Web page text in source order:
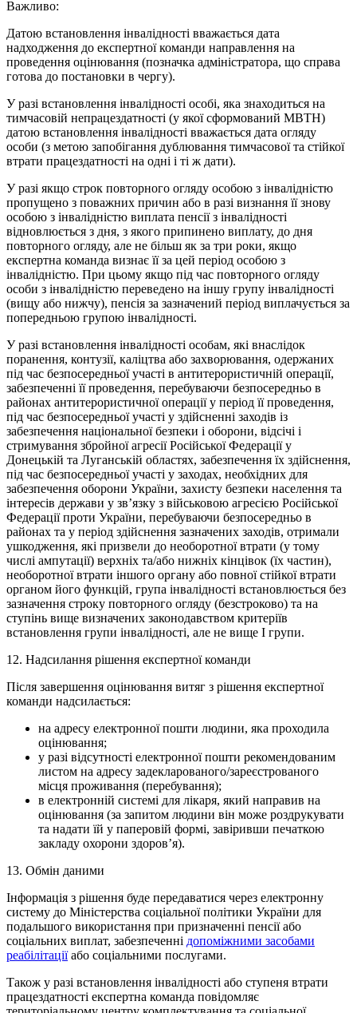
Важливо:
Датою встановлення інвалідності вважається дата
надходження до експертної команди направлення на
проведення оцінювання (позначка адміністратора, що справа
готова до постановки в чергу).
У разі встановлення інвалідності особі, яка знаходиться на
тимчасовій непрацездатності (у якої сформований МВТН)
датою встановлення інвалідності вважається дата огляду
особи (з метою запобігання дублювання тимчасової та стійкої
втрати працездатності на одні і ті ж дати).
У разі якщо строк повторного огляду особою з інвалідністю
пропущено з поважних причин або в разі визнання її знову
особою з інвалідністю виплата пенсії з інвалідності
відновлюється з дня, з якого припинено виплату, до дня
повторного огляду, але не більш як за три роки, якщо
експертна команда визнає її за цей період особою з
інвалідністю. При цьому якщо під час повторного огляду
особи з інвалідністю переведено на іншу групу інвалідності
(вищу або нижчу), пенсія за зазначений період виплачується за
попередньою групою інвалідності.
У разі встановлення інвалідності особам, які внаслідок
поранення, контузії, каліцтва або захворювання, одержаних
під час безпосередньої участі в антитерористичній операції,
забезпеченні її проведення, перебуваючи безпосередньо в
районах антитерористичної операції у період її проведення,
під час безпосередньої участі у здійсненні заходів із
забезпечення національної безпеки і оборони, відсічі і
стримування збройної агресії Російської Федерації у
Донецькій та Луганській областях, забезпечення їх здійснення,
під час безпосередньої участі у заходах, необхідних для
забезпечення оборони України, захисту безпеки населення та
інтересів держави у зв’язку з військовою агресією Російської
Федерації проти України, перебуваючи безпосередньо в
районах та у період здійснення зазначених заходів, отримали
ушкодження, які призвели до необоротної втрати (у тому
числі ампутації) верхніх та/або нижніх кінцівок (їх частин),
необоротної втрати іншого органу або повної стійкої втрати
органом його функцій, група інвалідності встановлюється без
зазначення строку повторного огляду (безстроково) та на
ступінь вище визначених законодавством критеріїв
встановлення групи інвалідності, але не вище I групи.
12. Надсилання рішення експертної команди
Після завершення оцінювання витяг з рішення експертної
команди надсилається:
на адресу електронної пошти людини, яка проходила
оцінювання;
у разі відсутності електронної пошти рекомендованим
листом на адресу задекларованого/зареєстрованого
місця проживання (перебування);
в електронній системі для лікаря, який направив на
оцінювання (за запитом людини він може роздрукувати
та надати їй у паперовій формі, завіривши печаткою
закладу охорони здоров’я).
13. Обмін даними
Інформація з рішення буде передаватися через електронну
систему до Міністерства соціальної політики України для
подальшого використання при призначенні пенсії або
соціальних виплат, забезпеченні допоміжними засобами
реабілітаціїабо соціальними послугами.
Також у разі встановлення інвалідності або ступеня втрати
працездатності експертна команда повідомляє